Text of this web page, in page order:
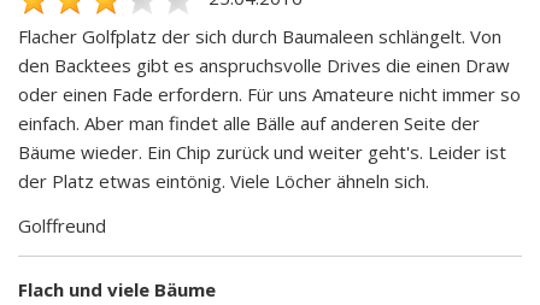
Flacher Golfplatz der sich durch Baumaleen schlängelt. Von
den Backtees gibt es anspruchsvolle Drives die einen Draw
oder einen Fade erfordern. Für uns Amateure nicht immer so
einfach. Aber man findet alle Bälle auf anderen Seite der
Bäume wieder. Ein Chip zurück und weiter geht's. Leider ist
der Platz etwas eintönig. Viele Löcher ähneln sich.
Golffreund
Flach und viele Bäume